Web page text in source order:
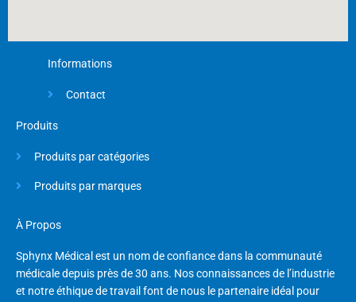
Informations
Contact
Produits
Produits par catégories
Produits par marques
À Propos
Sphynx Médical est un nom de confiance dans la communauté
médicale depuis près de 30 ans. Nos connaissances de l’industrie
et notre éthique de travail font de nous le partenaire idéal pour